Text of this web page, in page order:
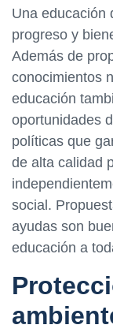
Una educación
progreso y
Además de
conocimientos
educación
oportunidades
políticas que
de alta calidad
social.
ayudas son
educación a